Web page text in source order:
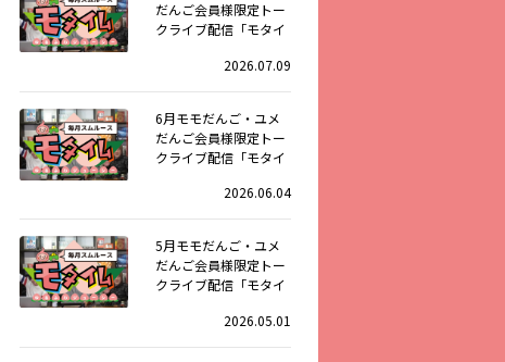
だんご会員様限定トー
クライブ配信「モタイ
2026.07.09
6月モモだんご・ユメ
だんご会員様限定トー
クライブ配信「モタイ
2026.06.04
5月モモだんご・ユメ
だんご会員様限定トー
クライブ配信「モタイ
2026.05.01